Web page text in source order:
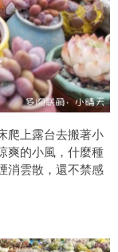
爬上露台去搬著小
爽的小風，什麼種
消雲散，還不禁感